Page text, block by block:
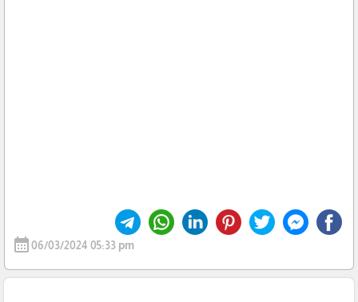
calendar_month06/03/2024 05:33 pm